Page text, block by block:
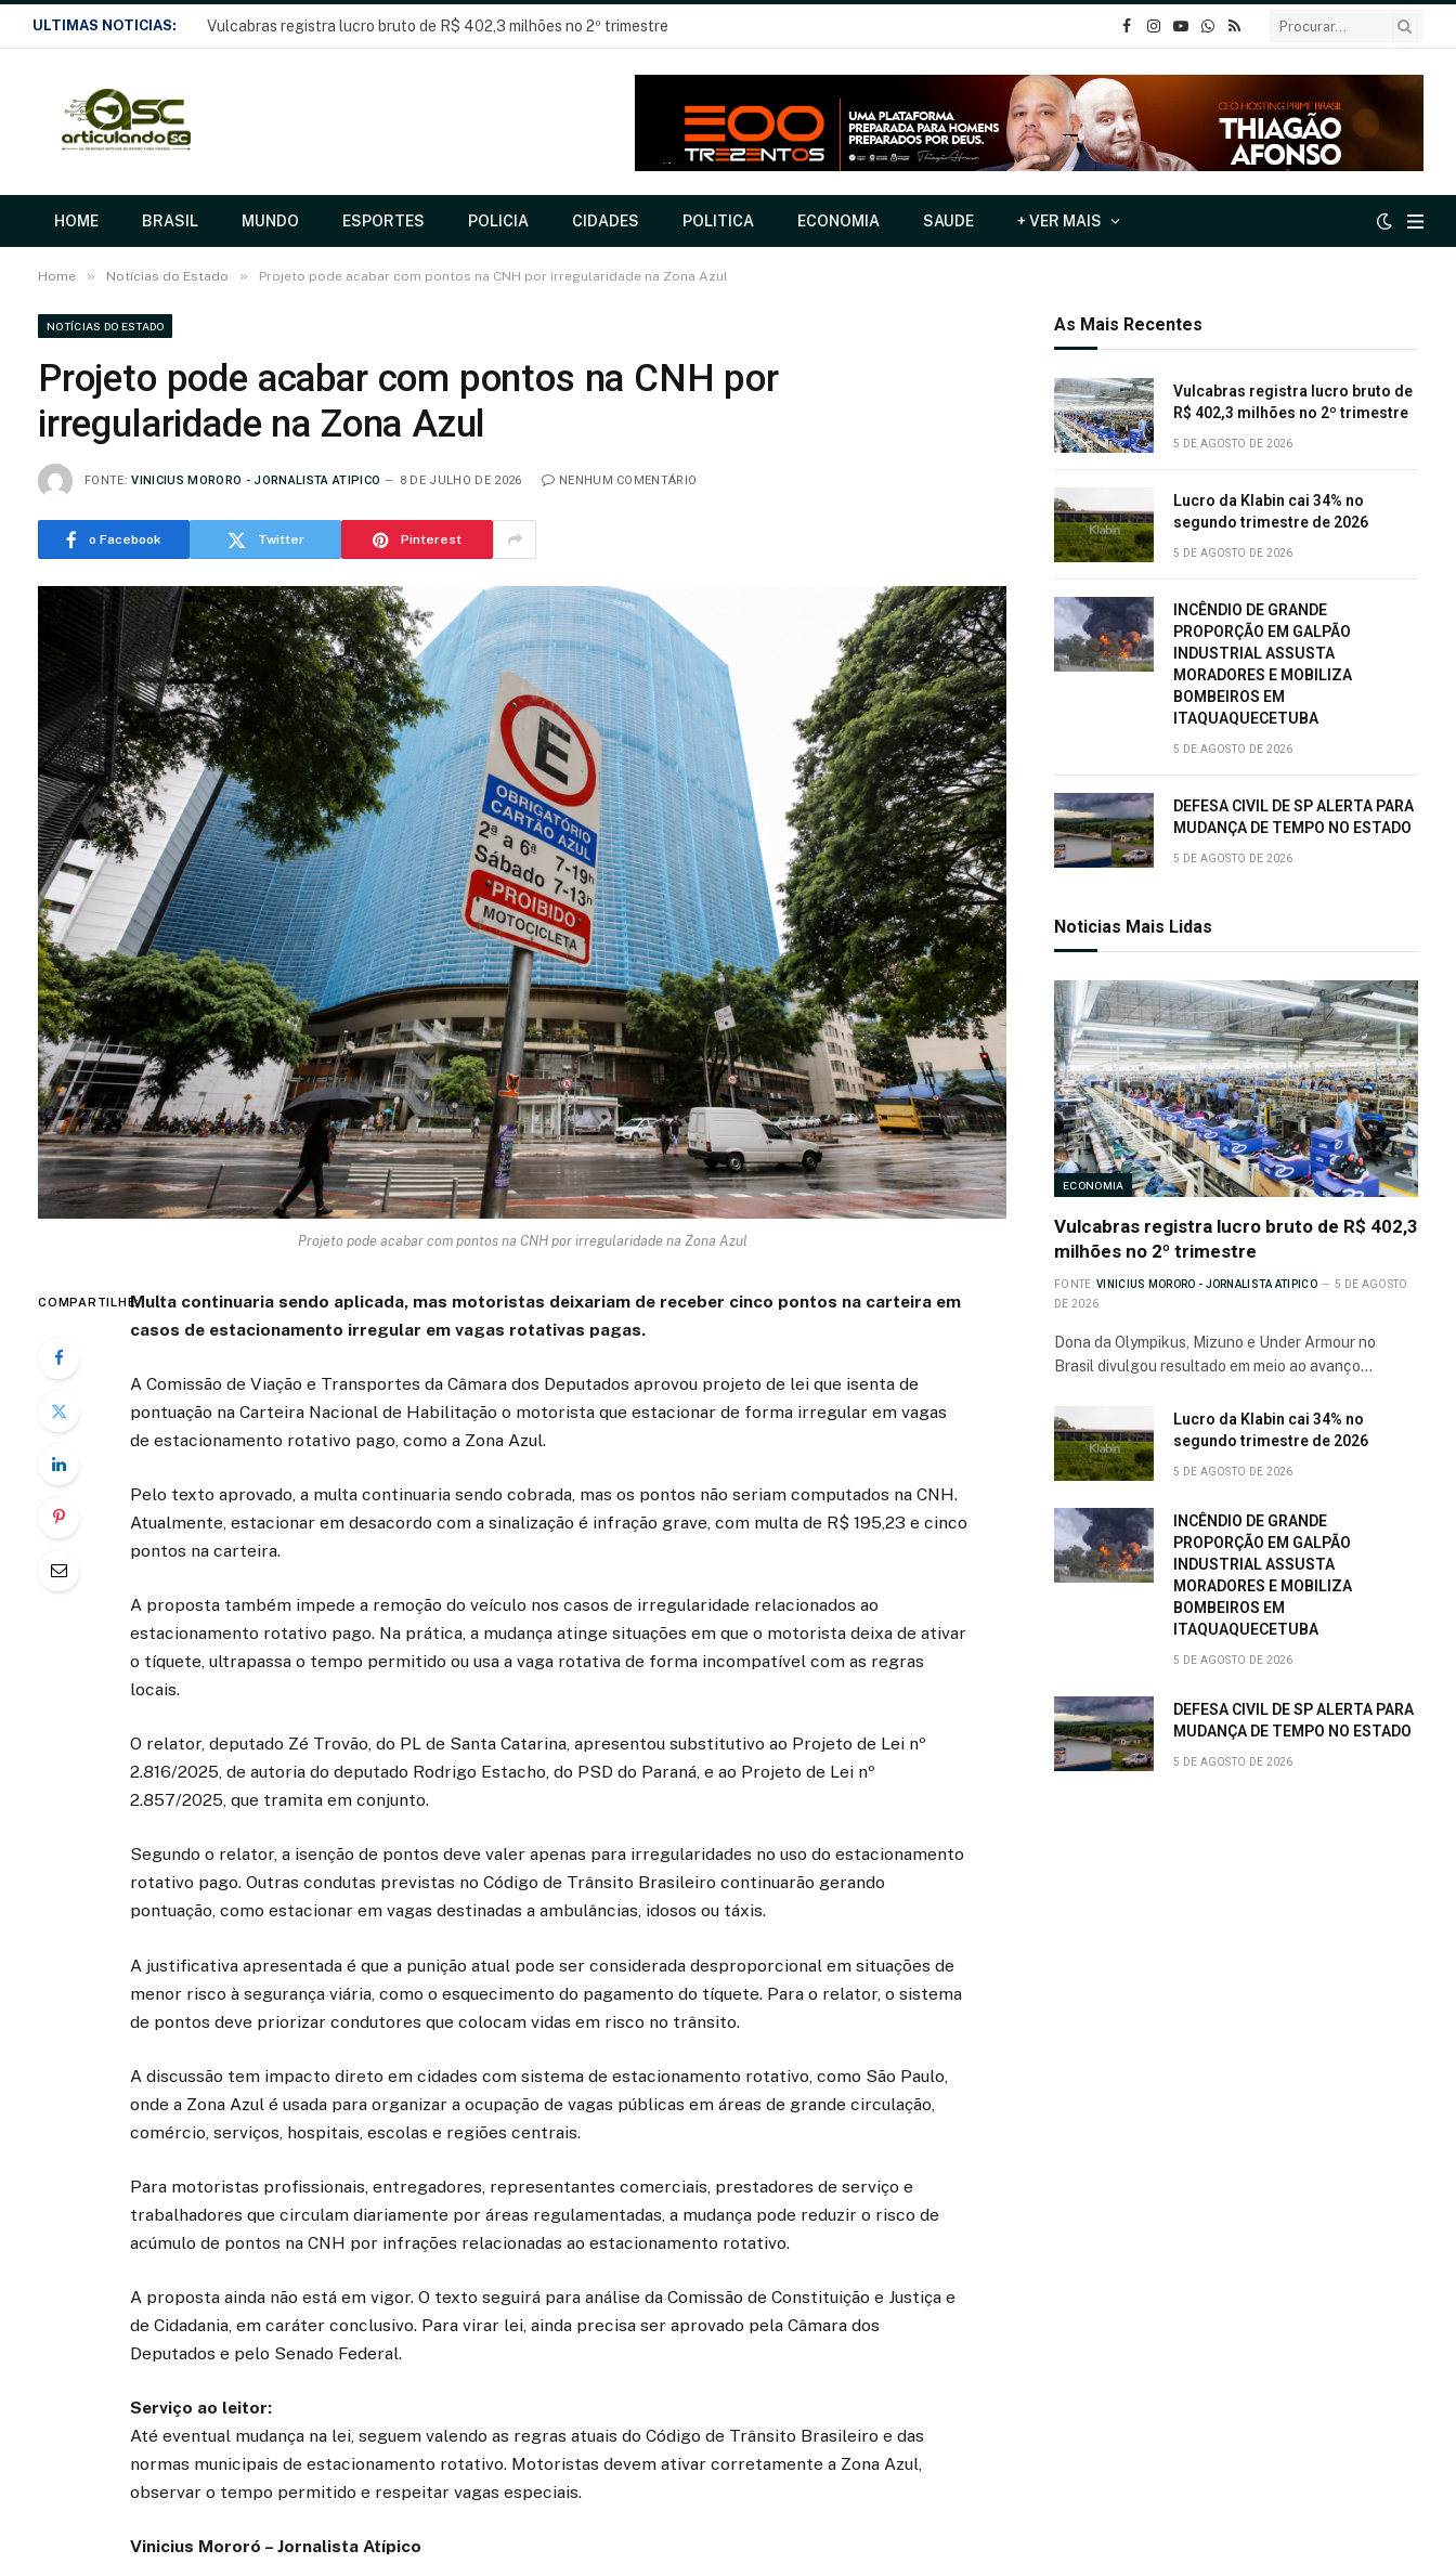
ULTIMAS NOTICIAS:
o
Instagram
YouTube
Whatsapp
RSS
HOME BRASIL MUNDO ESPORTES POLICIA CIDADES POLITICA ECONOMIA SAUDE + VER MAIS
Home » Notícias do Estado » Projeto pode acabar com pontos na CNH por irregularidade na Zona Azul
NOTÍCIAS DO ESTADO
Projeto pode acabar com pontos na CNH por
irregularidade na Zona Azul
FONTE: VINICIUS MORORO - JORNALISTA ATIPICO 8 DE JULHO DE 2026 NENHUM COMENTÁRIO
o Facebook Twitter Pinterest
Projeto pode acabar com pontos na CNH por irregularidade na Zona Azul
COMPARTILHE:Multa continuaria sendo aplicada, mas motoristas deixariam de receber cinco pontos na carteira em
casos de estacionamento irregular em vagas rotativas pagas.
A Comissão de Viação e Transportes da Câmara dos Deputados aprovou projeto de lei que isenta de
pontuação na Carteira Nacional de Habilitação o motorista que estacionar de forma irregular em vagas
de estacionamento rotativo pago, como a Zona Azul.
Pelo texto aprovado, a multa continuaria sendo cobrada, mas os pontos não seriam computados na CNH.
Atualmente, estacionar em desacordo com a sinalização é infração grave, com multa de R$ 195,23 e cinco
pontos na carteira.
A proposta também impede a remoção do veículo nos casos de irregularidade relacionados ao
estacionamento rotativo pago. Na prática, a mudança atinge situações em que o motorista deixa de ativar
o tíquete, ultrapassa o tempo permitido ou usa a vaga rotativa de forma incompatível com as regras
locais.
O relator, deputado Zé Trovão, do PL de Santa Catarina, apresentou substitutivo ao Projeto de Lei nº
2.816/2025, de autoria do deputado Rodrigo Estacho, do PSD do Paraná, e ao Projeto de Lei nº
2.857/2025, que tramita em conjunto.
Segundo o relator, a isenção de pontos deve valer apenas para irregularidades no uso do estacionamento
rotativo pago. Outras condutas previstas no Código de Trânsito Brasileiro continuarão gerando
pontuação, como estacionar em vagas destinadas a ambulâncias, idosos ou táxis.
A justificativa apresentada é que a punição atual pode ser considerada desproporcional em situações de
menor risco à segurança viária, como o esquecimento do pagamento do tíquete. Para o relator, o sistema
de pontos deve priorizar condutores que colocam vidas em risco no trânsito.
A discussão tem impacto direto em cidades com sistema de estacionamento rotativo, como São Paulo,
onde a Zona Azul é usada para organizar a ocupação de vagas públicas em áreas de grande circulação,
comércio, serviços, hospitais, escolas e regiões centrais.
Para motoristas profissionais, entregadores, representantes comerciais, prestadores de serviço e
trabalhadores que circulam diariamente por áreas regulamentadas, a mudança pode reduzir o risco de
acúmulo de pontos na CNH por infrações relacionadas ao estacionamento rotativo.
A proposta ainda não está em vigor. O texto seguirá para análise da Comissão de Constituição e Justiça e
de Cidadania, em caráter conclusivo. Para virar lei, ainda precisa ser aprovado pela Câmara dos
Deputados e pelo Senado Federal.
Serviço ao leitor:
Até eventual mudança na lei, seguem valendo as regras atuais do Código de Trânsito Brasileiro e das
normas municipais de estacionamento rotativo. Motoristas devem ativar corretamente a Zona Azul,
observar o tempo permitido e respeitar vagas especiais.
Vinicius Mororó – Jornalista Atípico
As Mais Recentes
Vulcabras registra lucro bruto de
R$ 402,3 milhões no 2º trimestre
5 DE AGOSTO DE 2026
Lucro da Klabin cai 34% no
segundo trimestre de 2026
5 DE AGOSTO DE 2026
INCÊNDIO DE GRANDE
PROPORÇÃO EM GALPÃO
INDUSTRIAL ASSUSTA
MORADORES E MOBILIZA
BOMBEIROS EM
ITAQUAQUECETUBA
5 DE AGOSTO DE 2026
DEFESA CIVIL DE SP ALERTA PARA
MUDANÇA DE TEMPO NO ESTADO
5 DE AGOSTO DE 2026
Noticias Mais Lidas
ECONOMIA
Vulcabras registra lucro bruto de R$ 402,3
milhões no 2º trimestre
FONTE: VINICIUS MORORO - JORNALISTA ATIPICO
5 DE AGOSTO
DE 2026
Dona da Olympikus, Mizuno e Under Armour no
Brasil divulgou resultado em meio ao avanço…
Lucro da Klabin cai 34% no
segundo trimestre de 2026
5 DE AGOSTO DE 2026
INCÊNDIO DE GRANDE
PROPORÇÃO EM GALPÃO
INDUSTRIAL ASSUSTA
MORADORES E MOBILIZA
BOMBEIROS EM
ITAQUAQUECETUBA
5 DE AGOSTO DE 2026
DEFESA CIVIL DE SP ALERTA PARA
MUDANÇA DE TEMPO NO ESTADO
5 DE AGOSTO DE 2026